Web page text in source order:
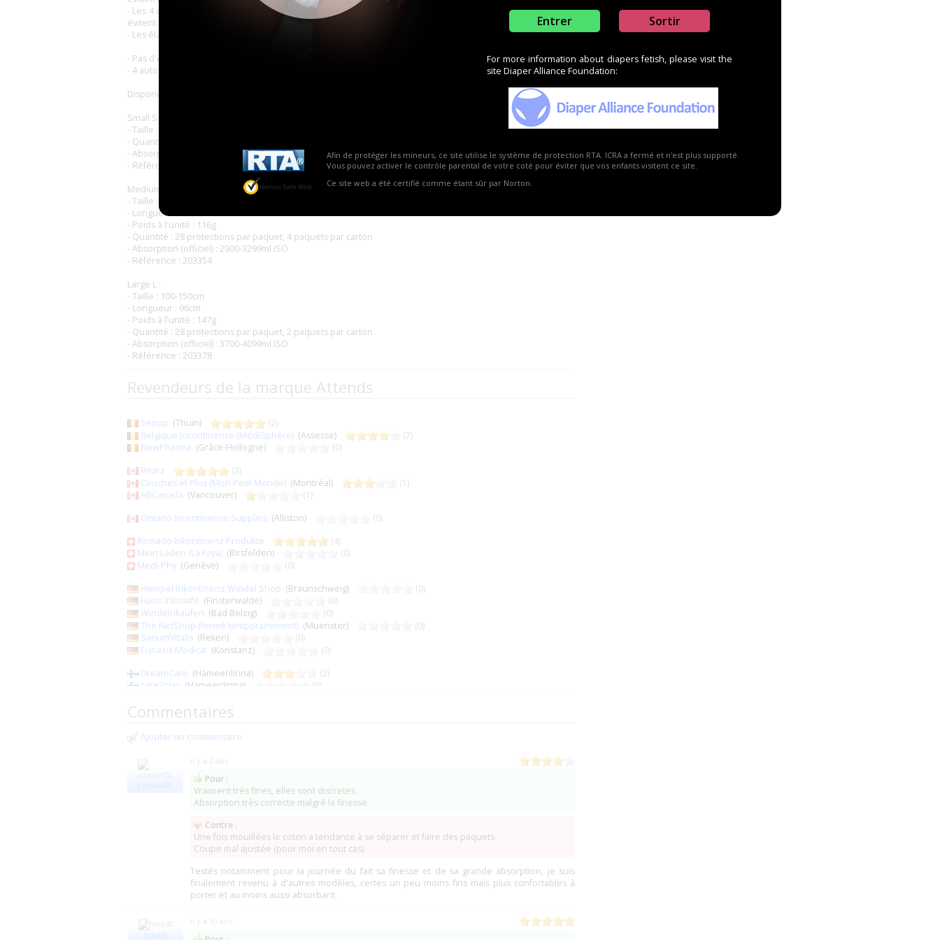
Entrer Sortir
For more information about diapers fetish, please visit the
site Diaper Alliance Foundation:
Afin de protéger les mineurs, ce site utilise le système de protection RTA. ICRA a fermé et n'est plus supporté.
Vous pouvez activer le contrôle parental de votre coté pour éviter que vos enfants visitent ce site.
Ce site web a été certifié comme étant sûr par Norton.
- Les 4 ailes de fixation micro-aérées « respirables » avec sensation textile, permettent la peau à respirer et
évitent les irritations ce qui aide à préserver une peau saine.
- Les élastiques incurvés autour des jambes assurent un ajustement parfait au corps."
- Pas d'élastiques à la taille, ni devant ni derrière.
- 4 autocollants repositionnables une fois
Disponible en 3 tailles :
Small S (plus fabriqué ?) :
- Taille : 50-90cm
- Quantité : 28 protections par paquet
- Absorption (officiel) : 2500-2899ml ISO
- Référence : 203446
Medium M :
- Taille : 80-110cm
- Longueur : 79cm
- Poids à l'unité : 116g
- Quantité : 28 protections par paquet, 4 paquets par carton
- Absorption (officiel) : 2900-3299ml ISO
- Référence : 203354
Large L :
- Taille : 100-150cm
- Longueur : 96cm
- Poids à l'unité : 147g
- Quantité : 28 protections par paquet, 2 paquets par carton
- Absorption (officiel) : 3700-4099ml ISO
- Référence : 203378
Revendeurs de la marque Attends
Senup (Thuin)
(2)
Belgique Incontinence (MédiSphère) (Assesse)
(7)
NewPharma (Grâce-Hollogne)
(0)
Rearz
(3)
Couches et Plus (Mon Petit Monde) (Montréal)
(1)
ABCanada (Vancouver)
(1)
Ontario Incontinence Supplies (Alliston)
(0)
Remado Inkontinenz Produkte
(4)
Mein Laden (La Faya) (Birsfelden)
(0)
Medi-Phy (Genève)
(0)
Hempel Inkontinenz Windel Shop (Braunschweig)
(0)
Hacis Inkosafe (Finsterwalde)
(0)
Windelnkaufen (Bad Belzig)
(0)
The NetShop (fermé temporairement) (Muenster)
(0)
SanumVitalis (Reken)
(0)
Eunaxis Medical (Konstanz)
(0)
DreamCare (Hämeenlinna)
(2)
care2play (Hämeenlinna)
(0)
Diaper-minister(67 Bust)
France ABDL (29 Le Folgoët)
France Incontinence (Vallée Incontinence)
Espace Incontinence (MédiFactory)
medical-incontinence.com
Diap Shop (Vallée Incontinence)(22 Frépillon)
(Tongeren)
HCP Medical (fermé ?) (59 Marcq-En-Baroeul)
(0)
(Liège)
(0)
(Bolton et Londres)
(4)
Incontinence Choice(Telford)
(1)
Attends Shop UK(Newcastle Upon Tyne)
HealthKart
(Gurgaon)
Commentaires
Ajouter un commentaire
coquinDL
Pour :
Vraiment très fines, elles sont discretes.
Absorption très correcte malgré la finesse
Contre :
Une fois mouillées le coton a tendance à se séparer et faire des paquets
Coupe mal ajustée (pour moi en tout cas)
Testés notamment pour la journée du fait sa finesse et de sa grande absorption, je suis
finalement revenu à d'autres modèles, certes un peu moins fins mais plus confortables à
porter et au moins aussi absorbant.
Inkodl